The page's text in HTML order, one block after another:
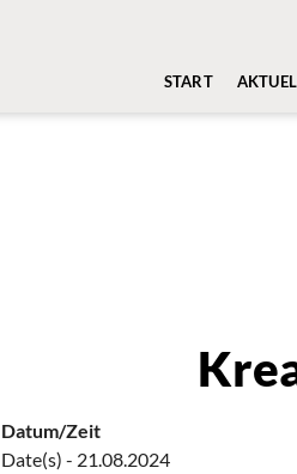
START
Datum/Zeit
Date(s) - 21.08.2024